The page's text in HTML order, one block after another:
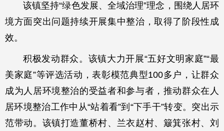
该镇坚持“绿色发展、全域治理”理念，围绕人居环
境方面突出问题持续开展集中整治，取得了阶段性成
效。
积极发动群众。该镇大力开展“五好文明家庭”“最
美家庭”等评选活动，表彰模范典型100多户，让群众
成为人居环境整治的受益者和参与者，推动群众在人
居环境整治工作中从“站着看”到“下手干”转变。突出示
范带动。该镇打造董桥村、兰衣赵村、簸箕张村、刘